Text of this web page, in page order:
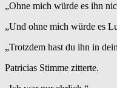
„Ohne mich würde es ihn
„Und ohne mich würde es
„Trotzdem hast du ihn in
Patricias Stimme zitterte.